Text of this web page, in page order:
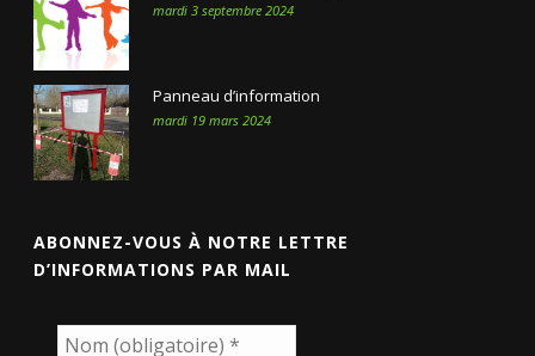
mardi 3 septembre 2024
Panneau d’information
mardi 19 mars 2024
ABONNEZ-VOUS À NOTRE LETTRE
D’INFORMATIONS PAR MAIL